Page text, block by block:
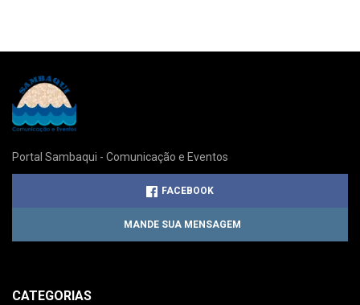
Portal Sambaqui - Comunicação e Eventos
FACEBOOK
MANDE SUA MENSAGEM
CATEGORIAS